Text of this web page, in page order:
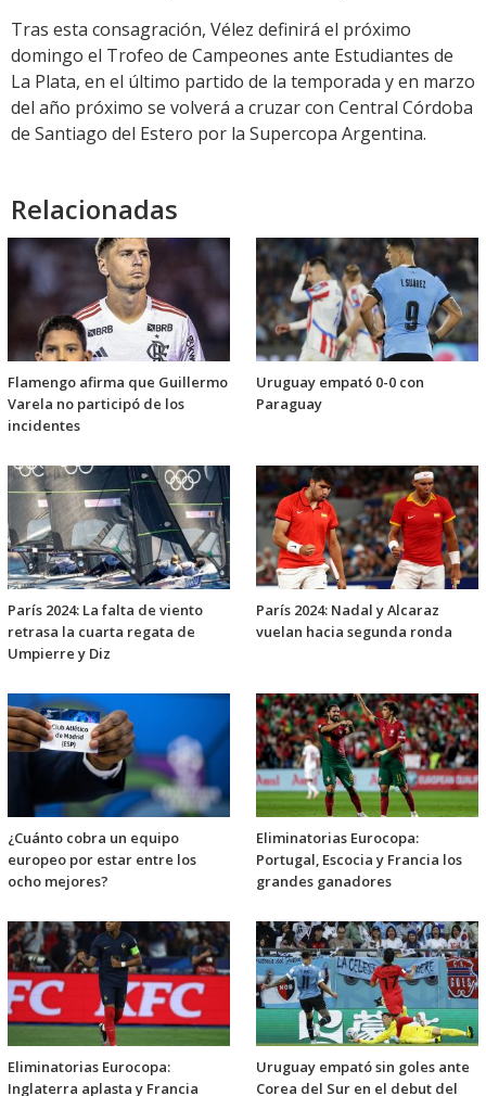
Tras esta consagración, Vélez definirá el próximo
domingo el Trofeo de Campeones ante Estudiantes de
La Plata, en el último partido de la temporada y en marzo
del año próximo se volverá a cruzar con Central Córdoba
de Santiago del Estero por la Supercopa Argentina.
Relacionadas
Flamengo afirma que Guillermo
Varela no participó de los
incidentes
Uruguay empató 0-0 con
Paraguay
París 2024: La falta de viento
retrasa la cuarta regata de
Umpierre y Diz
París 2024: Nadal y Alcaraz
vuelan hacia segunda ronda
¿Cuánto cobra un equipo
europeo por estar entre los
ocho mejores?
Eliminatorias Eurocopa:
Portugal, Escocia y Francia los
grandes ganadores
Eliminatorias Eurocopa:
Inglaterra aplasta y Francia
Uruguay empató sin goles ante
Corea del Sur en el debut del